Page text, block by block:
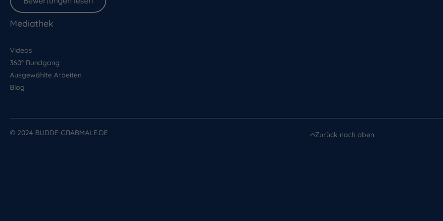
Mediathek
Videos
360° Rundgang
Ausgewählte Arbeiten
Blog
© 2024 BUDDE-GRABMALE.DE Zurück nach oben